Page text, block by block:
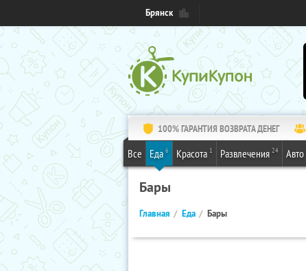
Брянск
100% ГАРАНТИЯ ВОЗВРАТА ДЕНЕГ
Все Еда 6 Красота 1 Развлечения 24 Авто
Бары
Главная Еда Бары